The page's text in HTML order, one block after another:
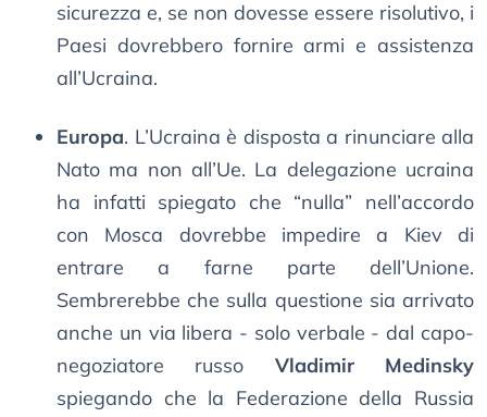
sicurezza e, se non dovesse essere risolutivo, i
Paesi dovrebbero fornire armi e assistenza
all’Ucraina.
Europa. L’Ucraina è disposta a rinunciare alla
Nato ma non all’Ue. La delegazione ucraina
ha infatti spiegato che “nulla” nell’accordo
con Mosca dovrebbe impedire a Kiev di
entrare a farne parte dell’Unione.
Sembrerebbe che sulla questione sia arrivato
anche un via libera - solo verbale - dal capo-
negoziatore russo Vladimir Medinsky
spiegando che la Federazione della Russia